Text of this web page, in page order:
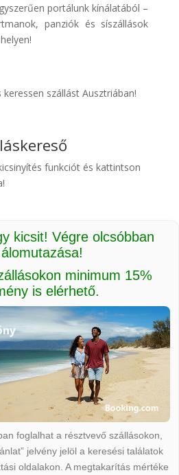
portálunk kínálatából –
panziók és síszállások
szállást Ausztriában!
funkciót és kattintson
kicsit! Végre olcsóbban
minimum 15%
is elérhető.
foglalhat a résztvevő szállásokon,
jelvény jelöl a keresési találatok
oldalakon. A megtakarítás mértéke